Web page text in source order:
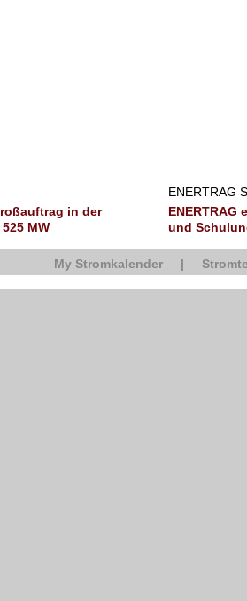
in der
MW
ENERTRAG
und
My Stromkalender |